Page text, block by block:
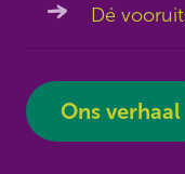
Dé
Ons verhaal